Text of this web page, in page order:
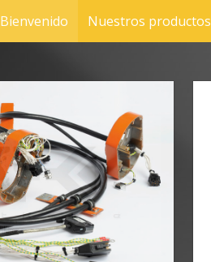
Bienvenido Nuestros productos